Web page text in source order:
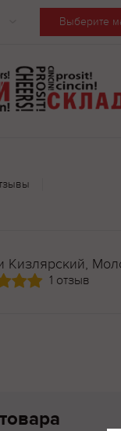
Выберите
Кизлярский,
1 отзыв